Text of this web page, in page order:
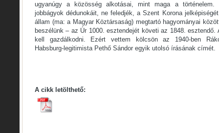
ugyanúgy a közösség alkotásai, mint maga a
jobbágyok dédunokáit, ne feledjék, a Szent Korona
állam (ma: a Magyar Köztársaság) megtartó hagyományai
beszélünk – az Úr 1000. esztendejét követi az 1848. esztendő.
kell gazdálkodni. Ezért vettem kölcsön az 1940-ben
Habsburg-legitimista Pethő Sándor egyik utolsó írásának címét.
A cikk letölthető: